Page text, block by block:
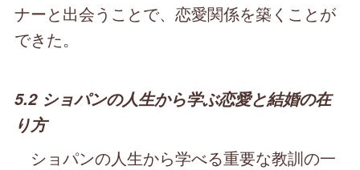
ナーと出会うことで、恋愛関係を築くことが
できた。
5.2 ショパンの人生から学ぶ恋愛と結婚の在
り方
ショパンの人生から学べる重要な教訓の一